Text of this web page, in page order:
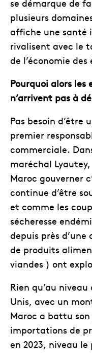
se démarque de
plusieurs
affiche une santé
rivalisent avec le
de l’économie
Pourquoi alors
n’arrivent pas à
Pas besoin d’être
premier
commerciale.
maréchal
Maroc gouverner
continue d’être
et comme les
sécheresse
depuis près
de produits
viandes ) ont
Rien qu’au
Unis, avec un
Maroc a battu
importations de
en 2023, niveau